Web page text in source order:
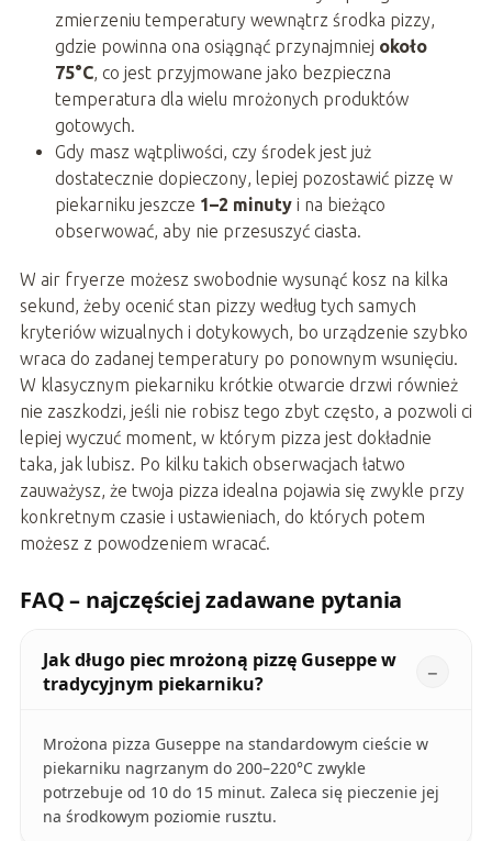
zmierzeniu temperatury wewnątrz środka pizzy,
gdzie powinna ona osiągnąć przynajmniej około
75°C, co jest przyjmowane jako bezpieczna
temperatura dla wielu mrożonych produktów
gotowych.
Gdy masz wątpliwości, czy środek jest już
dostatecznie dopieczony, lepiej pozostawić pizzę w
piekarniku jeszcze 1–2 minutyi na bieżąco
obserwować, aby nie przesuszyć ciasta.
W air fryerze możesz swobodnie wysunąć kosz na kilka
sekund, żeby ocenić stan pizzy według tych samych
kryteriów wizualnych i dotykowych, bo urządzenie szybko
wraca do zadanej temperatury po ponownym wsunięciu.
W klasycznym piekarniku krótkie otwarcie drzwi również
nie zaszkodzi, jeśli nie robisz tego zbyt często, a pozwoli ci
lepiej wyczuć moment, w którym pizza jest dokładnie
taka, jak lubisz. Po kilku takich obserwacjach łatwo
zauważysz, że twoja pizza idealna pojawia się zwykle przy
konkretnym czasie i ustawieniach, do których potem
możesz z powodzeniem wracać.
FAQ – najczęściej zadawane pytania
Jak długo piec mrożoną pizzę Guseppe w
tradycyjnym piekarniku?
Mrożona pizza Guseppe na standardowym cieście w
piekarniku nagrzanym do 200–220°C zwykle
potrzebuje od 10 do 15 minut. Zaleca się pieczenie jej
na środkowym poziomie rusztu.